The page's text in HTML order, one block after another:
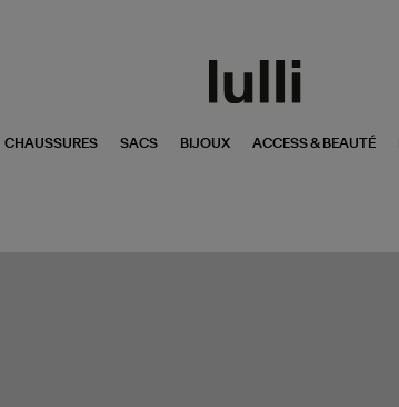
CHAUSSURES SACS BIJOUX ACCESS & BEAUTÉ